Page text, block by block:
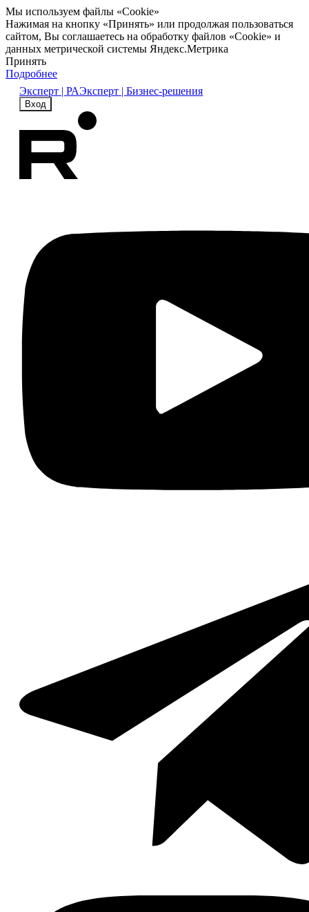
Мы используем файлы «Cookie»
Нажимая на кнопку «Принять» или продолжая пользоваться
сайтом, Вы соглашаетесь на обработку файлов «Cookie» и
данных метрической системы Яндекс.Метрика
Принять
Подробнее
Эксперт | РАЭксперт | Бизнес-решения
Вход